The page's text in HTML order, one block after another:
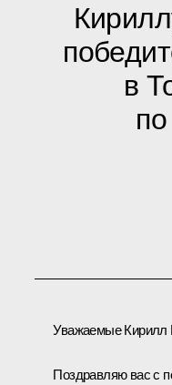
в
Уважаемые Кирилл
Поздравляю вас с